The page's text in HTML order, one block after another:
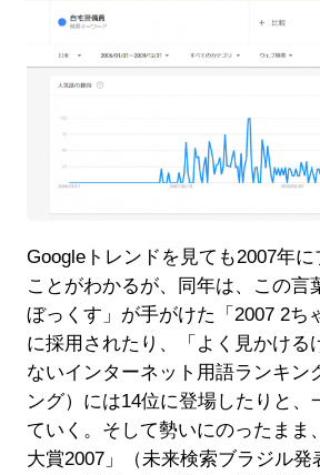
Googleトレンドを見ても2007年
ことがわかるが、同年は、この言
ぼっくす」が手がけた「2007 2ち
に採用されたり、「よく見かける
ないインターネット用語ランキン
ング）には14位に登場したりと、
ていく。そして勢いにのったまま
大賞2007」（未来検索ブラジル